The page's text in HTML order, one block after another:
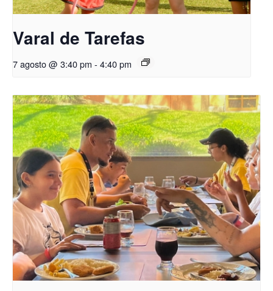
Varal de Tarefas
7 agosto @ 3:40 pm - 4:40 pm